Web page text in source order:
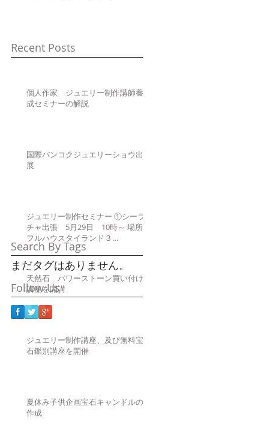
Recent Posts
個人作家 ジュエリー制作講師養
成セミナーの解説
国際バンコクジュエリーショウ出
展
ジュエリー制作セミナー ①シーラ
チャ出張 5月29日 10時～ 場所
フルハウスタイランド３
Fhttp://www.fullhouse-
thai.asia/gaiyou.html ②サパンタク
シン 6月
天然石 パワーストーン買い付け
講座を開講
ジュエリー制作講座、及び無料宝
石鑑別講座を開催
夏休み子供企画宝石キャンドルの
作成
Search By Tags
まだタグはありません。
Follow Us